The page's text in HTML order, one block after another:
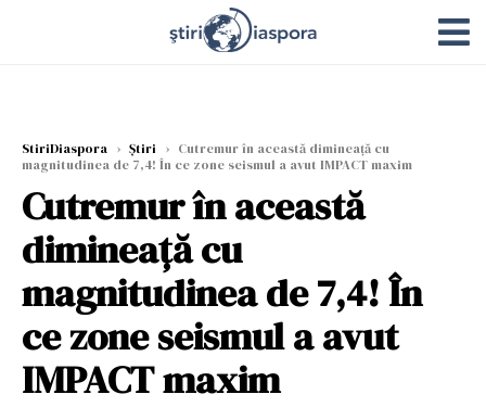
StiriDiaspora › Știri › Cutremur în această dimineață cu
magnitudinea de 7,4! În ce zone seismul a avut IMPACT maxim
Cutremur în această
dimineață cu
magnitudinea de 7,4! În
ce zone seismul a avut
IMPACT maxim